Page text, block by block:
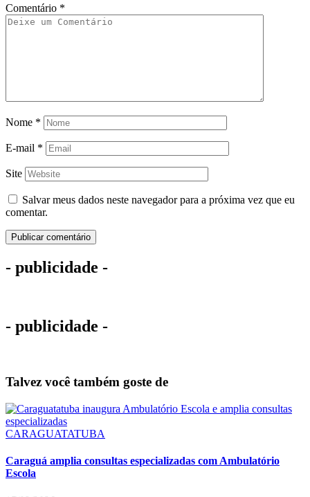
Comentário *
Nome *
E-mail *
Site
Salvar meus dados neste navegador para a próxima vez que eu
comentar.
- publicidade -
- publicidade -
Talvez você também goste de
CARAGUATATUBA
Caraguá amplia consultas especializadas com Ambulatório
Escola